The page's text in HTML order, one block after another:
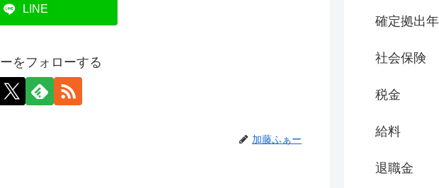
LINE
をフォローする
加藤ふぁー
確定拠出
社会保険
税金
給料
退職金